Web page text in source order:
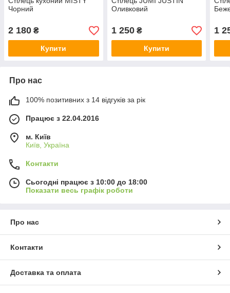
Чорний
2 180 ₴
Купити
Оливковий
1 250₴
Купити
1
Про нас
100% позитивних з 14 відгуків за рік
Працює з 22.04.2016
м. Київ
Київ, Україна
Контакти
Сьогодні працює з 10:00 до 18:00
Показати весь графік роботи
Про нас
Контакти
Доставка та оплата